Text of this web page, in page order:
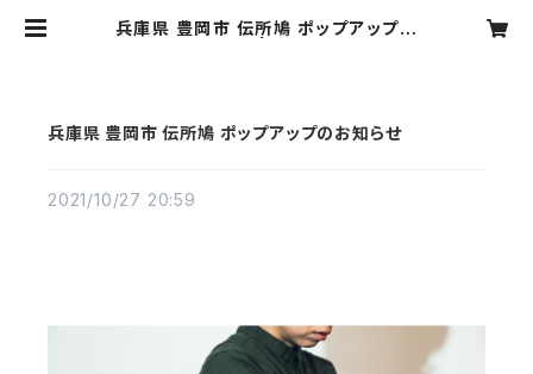
兵庫県 豊岡市 伝所鳩 ポップアップの
兵庫県 豊岡市 伝所鳩 ポップアップのお知らせ
2021/10/27 20:59